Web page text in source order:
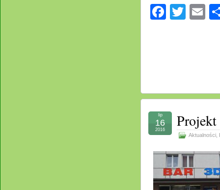
Projekt
Aktualności
lip
16
2016